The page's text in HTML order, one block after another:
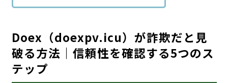
Doex（doexpv.icu）が詐欺だと見
破る方法｜信頼性を確認する5つのス
テップ